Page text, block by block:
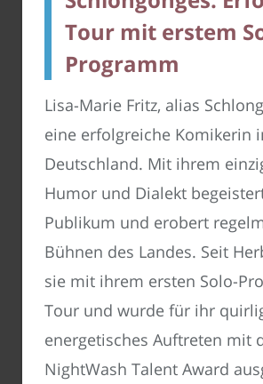
Tour mit erstem
Programm
Lisa-Marie Fritz, alias
eine erfolgreiche Komikerin
Deutschland. Mit ihrem
Humor und Dialekt
Publikum und erobert
Bühnen des Landes. Seit
sie mit ihrem ersten Solo-
Tour und wurde für ihr
energetisches Auftreten mit
NightWash Talent Award